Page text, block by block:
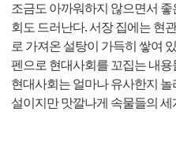
조금도 아까워하지 않으면서
회도 드러난다. 서장 집에는 현
로 가져온 설탕이 가득히 쌓여
펜으로 현대사회를 꼬집는 내
현대사회는 얼마나 유사한지
설이지만 맛깔나게 속물들의